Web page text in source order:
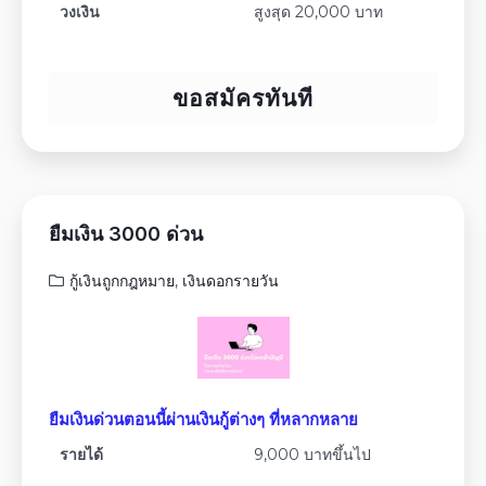
วงเงิน สูงสุด 20,000 บาท
ขอสมัครทันที
ยืมเงิน 3000 ด่วน
กู้เงินถูกกฎหมาย, เงินดอกรายวัน
ยืมเงินด่วนตอนนี้ผ่านเงินกู้ต่างๆ ที่หลากหลาย
รายได้ 9,000 บาทขึ้นไป